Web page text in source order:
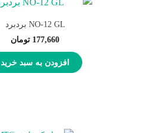
NO-12 GL بردبرد
177,660 تومان
افزودن به سبد خرید